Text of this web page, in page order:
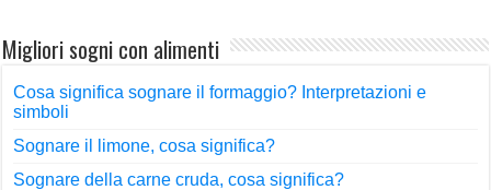
Migliori sogni con alimenti
Cosa significa sognare il formaggio? Interpretazioni e
simboli
Sognare il limone, cosa significa?
Sognare della carne cruda, cosa significa?